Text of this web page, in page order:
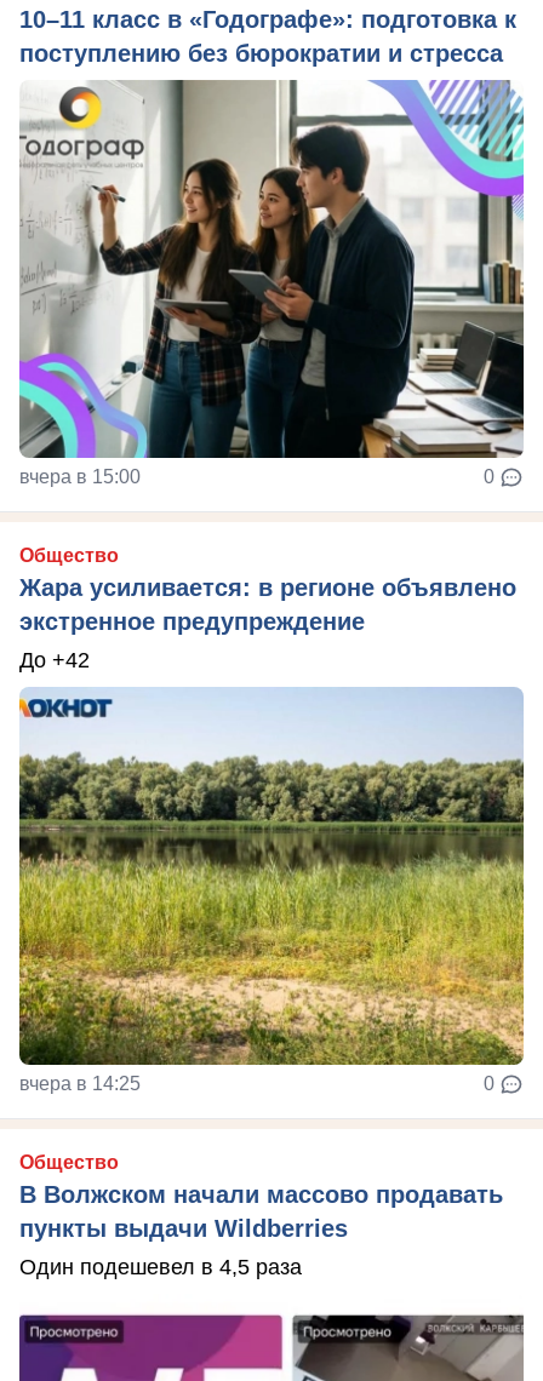
10–11 класс в «Годографе»: подготовка к
поступлению без бюрократии и стресса
вчера в 15:00 0
Общество
Жара усиливается: в регионе объявлено
экстренное предупреждение
До +42
вчера в 14:25 0
Общество
В Волжском начали массово продавать
пункты выдачи Wildberries
Один подешевел в 4,5 раза